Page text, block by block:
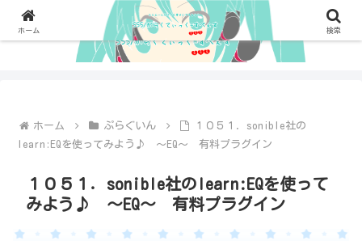
ホーム ぷらぐいん
１０５１．sonible社の
learn:EQを使ってみよう♪ ～EQ～ 有料プラグイン
１０５１．sonible社のlearn:EQを使って
みよう♪ ～EQ～ 有料プラグイン
ホーム 検索